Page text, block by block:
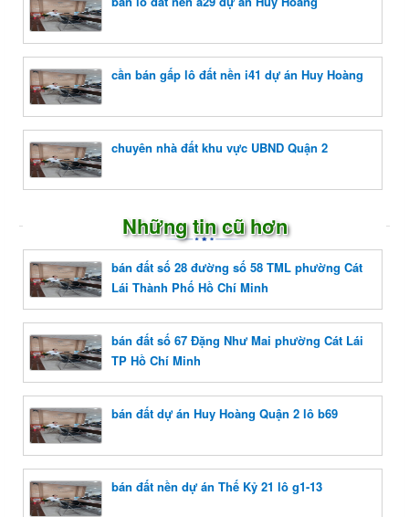
cần bán gấp lô đất nền i41 dự án Huy Hoàng
chuyên nhà đất khu vực UBND Quận 2
Những tin cũ hơn
bán đất số 28 đường số 58 TML phường Cát
Lái Thành Phố Hồ Chí Minh
bán đất số 67 Đặng Như Mai phường Cát Lái
TP Hồ Chí Minh
bán đất dự án Huy Hoàng Quận 2 lô b69
bán đất nền dự án Thế Kỷ 21 lô g1-13